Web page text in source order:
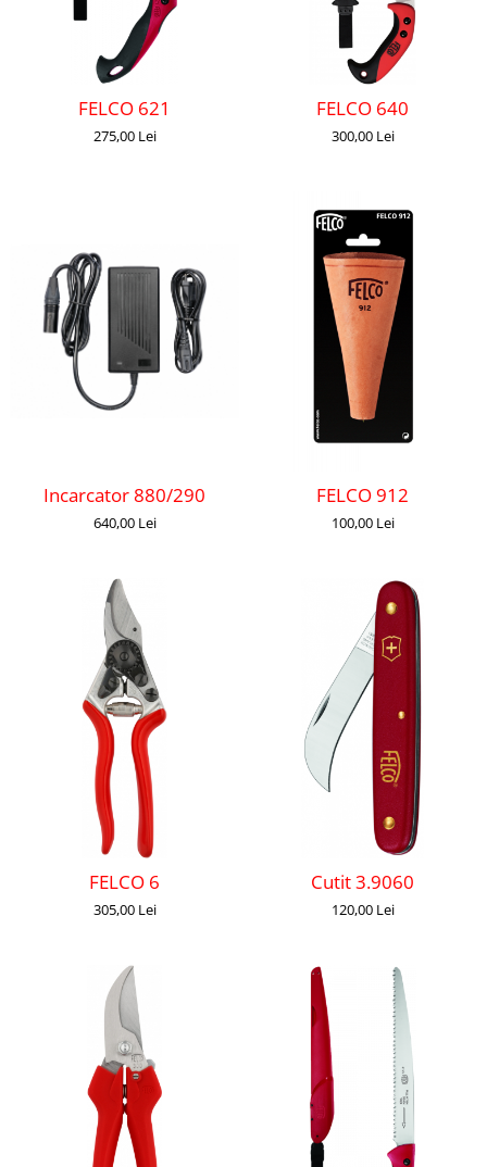
FELCO 621
275,00 Lei
FELCO 640
300,00 Lei
Incarcator 880/290
640,00 Lei
FELCO 912
100,00 Lei
FELCO 6
305,00 Lei
Cutit 3.9060
120,00 Lei